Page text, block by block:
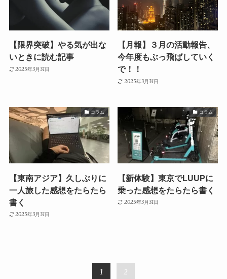
【限界突破】やる気が出な
いときに読む記事
2025年3月31日
【月報】３月の活動報告、
今年度もぶっ飛ばしていく
で！！
2025年3月31日
コラム
【東南アジア】久しぶりに
一人旅した感想をたらたら
書く
2025年3月31日
コラム
【新体験】東京でLUUPに
乗った感想をたらたら書く
2025年3月31日
1 2